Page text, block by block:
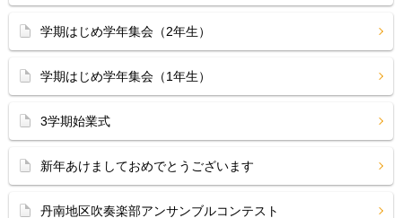
学期はじめ学年集会（2年生）
学期はじめ学年集会（1年生）
3学期始業式
新年あけましておめでとうございます
丹南地区吹奏楽部アンサンブルコンテスト